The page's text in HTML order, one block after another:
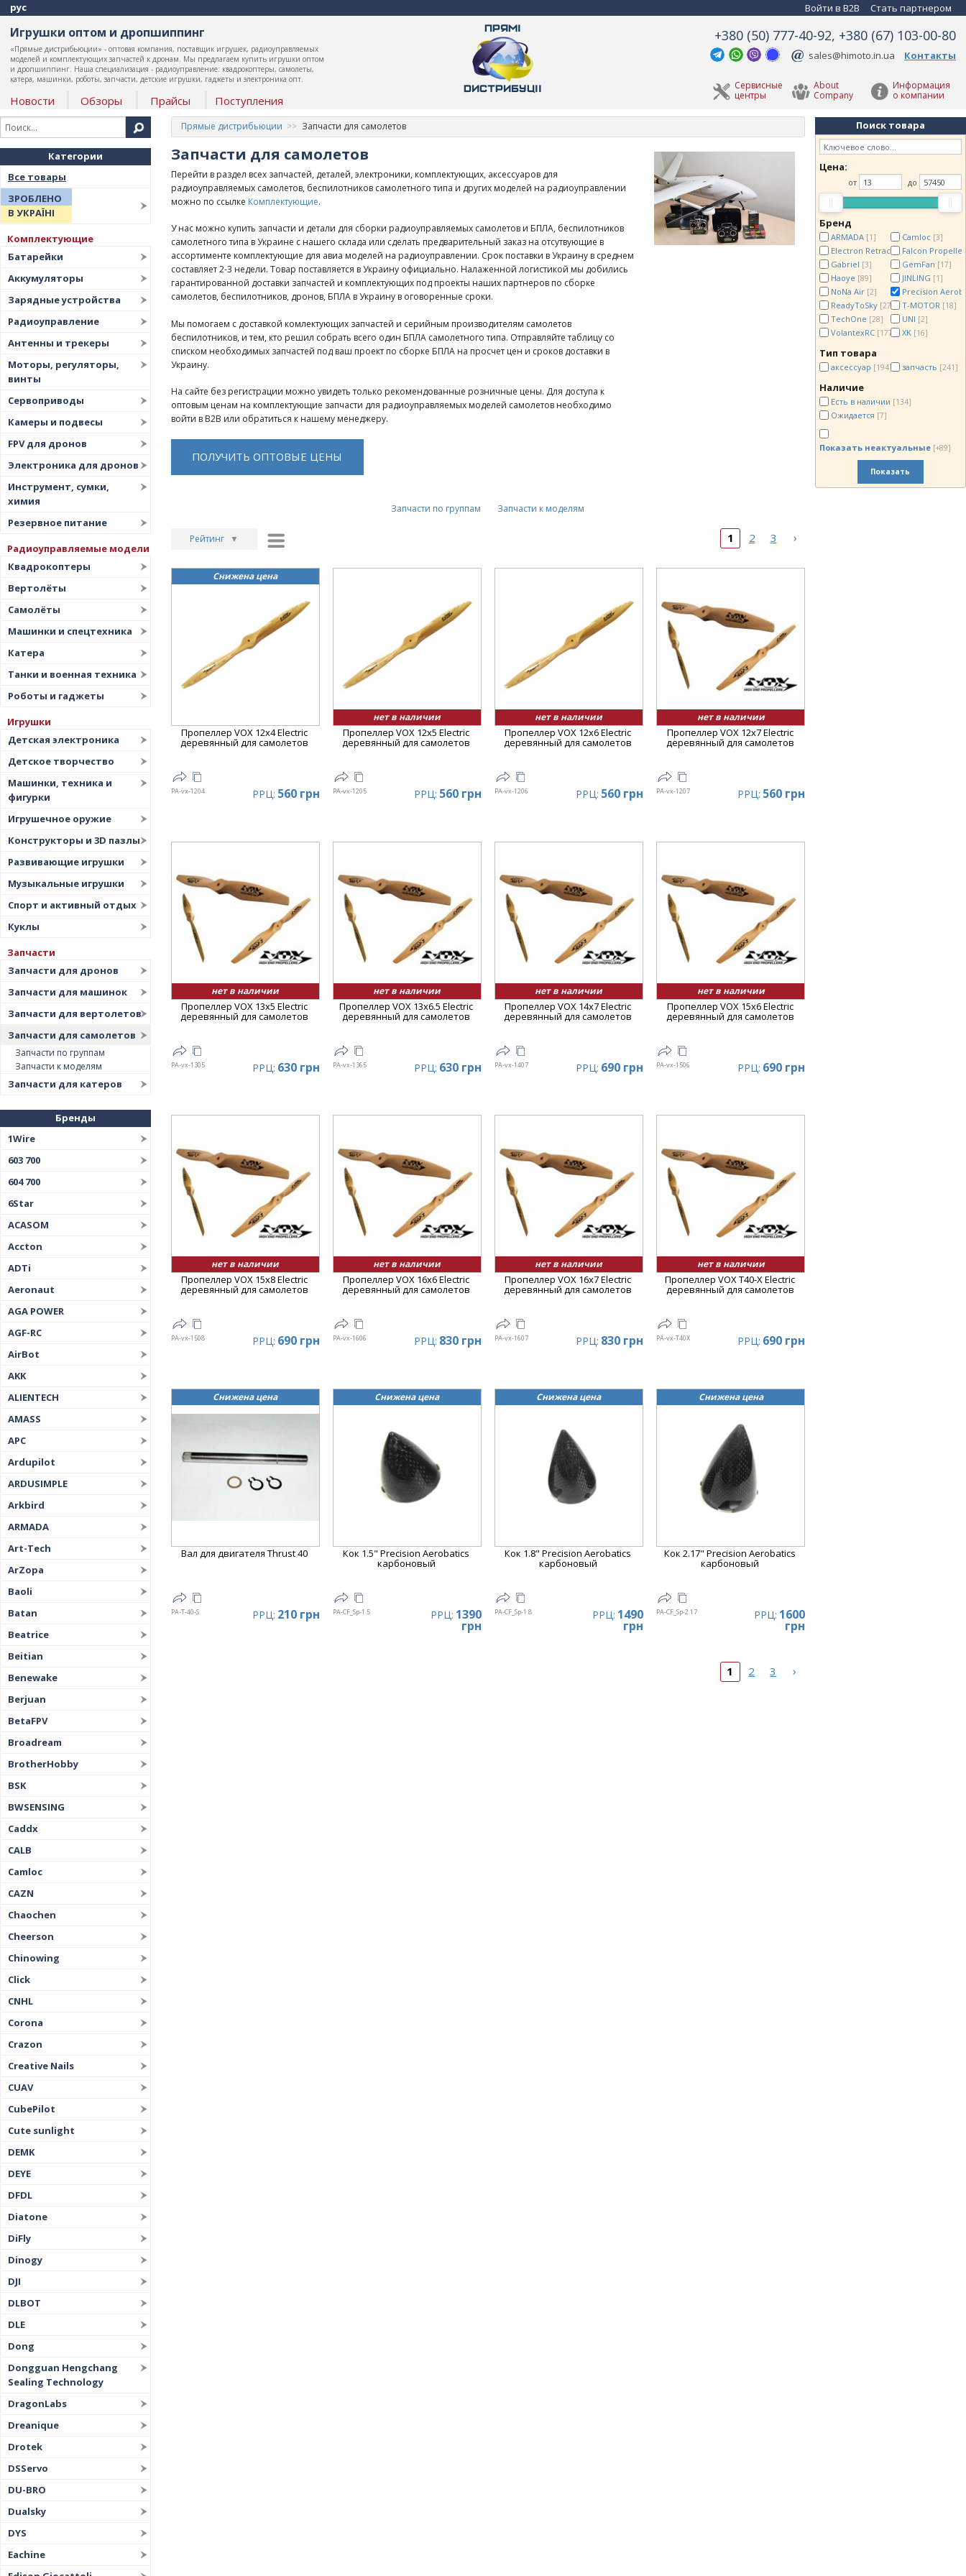
рус Войти в B2B Стать партнером
Игрушки оптом и дропшиппинг
«Прямые дистрибьюции» - оптовая компания, поставщик игрушек, радиоуправляемых
моделей и комплектующих запчастей к дронам. Мы предлагаем купить игрушки оптом
и дропшиппинг. Наша специализация - радиоуправление: квадрокоптеры, самолеты,
катера, машинки, роботы, запчасти, детские игрушки, гаджеты и электроника опт.
Новости Обзоры Прайсы Поступления
+380 (50) 777-40-92, +380 (67) 103-00-80
sales@himoto.in.ua Контакты
Информация
о компании
About
Company
Сервисные
центры
Категории
Все товары
ЗРОБЛЕНО
В УКРАЇНІ
Комплектующие
Батарейки
Аккумуляторы
Зарядные устройства
Радиоуправление
Антенны и трекеры
Моторы, регуляторы,
винты
Сервоприводы
Камеры и подвесы
FPV для дронов
Электроника для дронов
Инструмент, сумки,
химия
Резервное питание
Радиоуправляемые модели
Квадрокоптеры
Вертолёты
Самолёты
Машинки и спецтехника
Катера
Танки и военная техника
Роботы и гаджеты
Игрушки
Детская электроника
Детское творчество
Машинки, техника и
фигурки
Игрушечное оружие
Конструкторы и 3D пазлы
Развивающие игрушки
Музыкальные игрушки
Спорт и активный отдых
Куклы
Запчасти
Запчасти для дронов
Запчасти для машинок
Запчасти для вертолетов
Запчасти для самолетов
Запчасти по группам
Запчасти к моделям
Запчасти для катеров
Бренды
1Wire
603 700
604 700
6Star
ACASOM
Accton
ADTi
Aeronaut
AGA POWER
AGF-RC
AirBot
AKK
ALIENTECH
AMASS
APC
Ardupilot
ARDUSIMPLE
Arkbird
ARMADA
Art-Tech
ArZopa
Baoli
Batan
Beatrice
Beitian
Benewake
Berjuan
BetaFPV
Broadream
BrotherHobby
BSK
BWSENSING
Caddx
CALB
Camloc
CAZN
Chaochen
Cheerson
Chinowing
Click
CNHL
Corona
Crazon
Creative Nails
CUAV
CubePilot
Cute sunlight
DEMK
DEYE
DFDL
Diatone
DiFly
Dinogy
DJI
DLBOT
DLE
Dong
Dongguan Hengchang
Sealing Technology
DragonLabs
Dreanique
Drotek
DSServo
DU-BRO
Dualsky
DYS
Eachine
Прямые дистрибьюции Запчасти для самолетов
Запчасти для самолетов
Перейти в раздел всех запчастей, деталей, электроники, комплектующих, аксессуаров для
радиоуправляемых самолетов, беспилотников самолетного типа и других моделей на радиоуправлении
можно по ссылке Комплектующие.
У нас можно купить запчасти и детали для сборки радиоуправляемых самолетов и БПЛА, беспилотников
самолетного типа в Украине с нашего склада или сделать предварительный заказ на отсутвующие в
ассортименте комплектующие для авиа моделей на радиоуправлении. Срок поставки в Украину в среднем
составляет 2-3 недели. Товар поставляется в Украину официально. Налаженной логистикой мы добились
гарантированной доставки запчастей и комплектующих под проекты наших партнеров по сборке
самолетов, беспилотников, дронов, БПЛА в Украину в оговоренные сроки.
Мы помогаем с доставкой комлектующих запчастей и серийным производителям самолетов
беспилотников, и тем, кто решил собрать всего один БПЛА самолетного типа. Отправляйте таблицу со
списком необходимых запчастей под ваш проект по сборке БПЛА на просчет цен и сроков доставки в
Украину.
На сайте без регистрации можно увидеть только рекомендованные розничные цены. Для доступа к
оптовым ценам на комплектующие запчасти для радиоуправляемых моделей самолетов необходимо
войти в B2B или обратиться к нашему менеджеру.
ПОЛУЧИТЬ ОПТОВЫЕ ЦЕНЫ
Запчасти по группам Запчасти к моделям
Рейтинг ▼
Дата ▲
1 2 3 ›
Снижена цена
Пропеллер VOX 12x4 Electric
деревянный для самолетов
PA-vx-1204 РРЦ: 560 грн
нет в наличии
Пропеллер VOX 12x5 Electric
деревянный для самолетов
PA-vx-1205 РРЦ: 560 грн
нет в наличии
Пропеллер VOX 12x6 Electric
деревянный для самолетов
PA-vx-1206 РРЦ: 560 грн
нет в наличии
Пропеллер VOX 12x7 Electric
деревянный для самолетов
PA-vx-1207 РРЦ: 560 грн
нет в наличии
Пропеллер VOX 13x5 Electric
деревянный для самолетов
PA-vx-1305 РРЦ: 630 грн
нет в наличии
Пропеллер VOX 13x6.5 Electric
деревянный для самолетов
PA-vx-1365 РРЦ: 630 грн
нет в наличии
Пропеллер VOX 14x7 Electric
деревянный для самолетов
PA-vx-1407 РРЦ: 690 грн
нет в наличии
Пропеллер VOX 15x6 Electric
деревянный для самолетов
PA-vx-1506 РРЦ: 690 грн
нет в наличии
Пропеллер VOX 15x8 Electric
деревянный для самолетов
PA-vx-1508 РРЦ: 690 грн
нет в наличии
Пропеллер VOX 16x6 Electric
деревянный для самолетов
PA-vx-1606 РРЦ: 830 грн
нет в наличии
Пропеллер VOX 16x7 Electric
деревянный для самолетов
PA-vx-1607 РРЦ: 830 грн
нет в наличии
Пропеллер VOX T40-X Electric
деревянный для самолетов
PA-vx-T40X РРЦ: 690 грн
Снижена цена
Вал для двигателя Thrust 40
PA-T-40-S РРЦ: 210 грн
Снижена цена
Кок 1.5" Precision Aerobatics
карбоновый
PA-CF_Sp-1.5 РРЦ: 1390
грн
Снижена цена
Кок 1.8" Precision Aerobatics
карбоновый
PA-CF_Sp-1.8 РРЦ: 1490
грн
Снижена цена
Кок 2.17" Precision Aerobatics
карбоновый
PA-CF_Sp-2.17 РРЦ: 1600
грн
1 2 3 ›
Поиск товара
Цена:
от до
Бренд
ARMADA [1] Camloc [3]
Electron Retracts[8]Falcon
Gabriel [3] GemFan [17]
Haoye [89] JINLING [1]
NoNa Air [2]
Precision
ReadyToSky [27] T-MOTOR [18]
TechOne [28] UNI [2]
VolantexRC [177] XK [16]
Тип товара
аксессуар [194] запчасть [241]
Наличие
Есть в наличии [134]
Ожидается [7]
Показать неактуальные [+89]
Показать